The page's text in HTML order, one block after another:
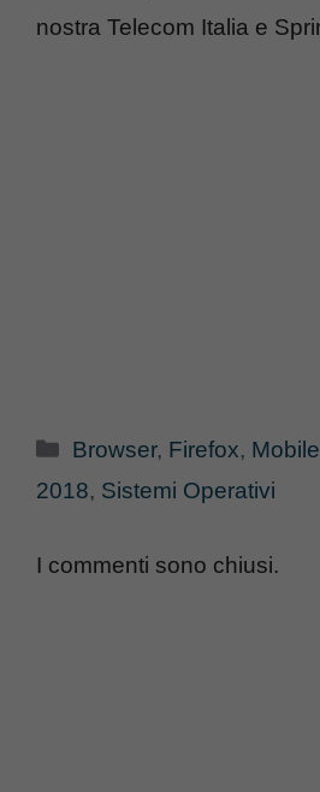
nostra Telecom Italia e
Categorie
Browser, Firefox,
2018, Sistemi Operativi
I commenti sono chiusi.